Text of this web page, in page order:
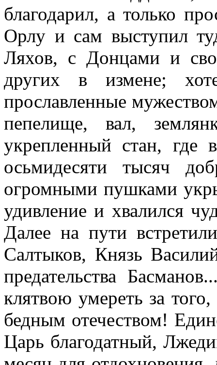
благодарил, а только
Орлу и сам выступил
Ляхов, с Донцами и
других в измене;
прославленные
пепелище, вал,
укрепленный стан, где
осьмидесяти тысяч
огромными пушками
удивление и хвалился
Далее на пути
Салтыков, Князь
предательства
клятвою умереть за
бедным отечеством!
Царь благодатный,